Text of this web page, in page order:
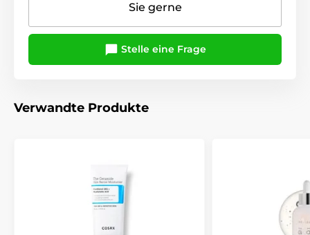
Sie gerne
Stelle eine Frage
Verwandte Produkte